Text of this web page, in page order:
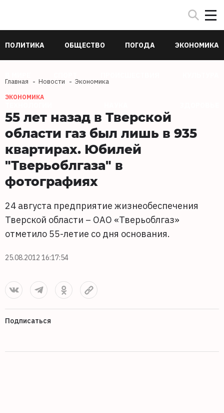
ПОЛИТИКА ОБЩЕСТВО ПОГОДА ЭКОНОМИКА
Главная Новости Экономика
ЭКОНОМИКА
55 лет назад в Тверской
области газ был лишь в 935
квартирах. Юбилей
"Тверьоблгаза" в
фотографиях
24 августа предприятие жизнеобеспечения
Тверской области – ОАО «Тверьоблгаз»
отметило 55-летие со дня основания.
25.08.2012 16:17:54
Подписаться